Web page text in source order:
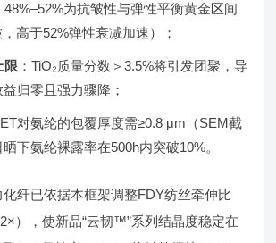
48%–52%为抗皱性与弹性平衡黄金区间
，高于52%弹性衰减加速）；
限 ：TiO₂质量分数＞3.5%将引发团聚，导
归零且强力骤降；
对氨纶的包覆厚度需≥0.8 μm（SEM截
下氨纶裸露率在500h内突破10%。
纤已依据本框架调整FDY纺丝牵伸比
），使新品“云韧™”系列结晶度稳定在